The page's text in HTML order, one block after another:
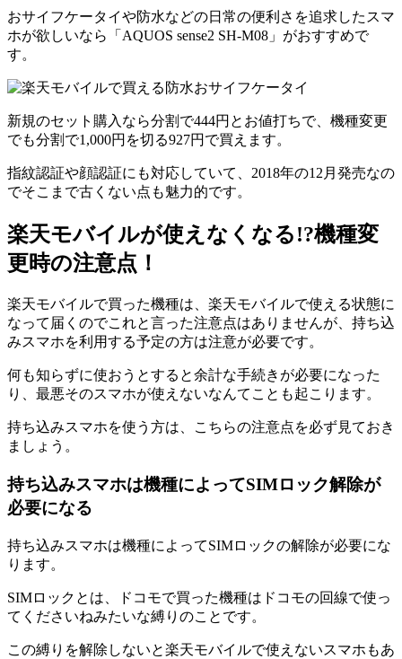
おサイフケータイや防水などの日常の便利さを追求したスマ
ホが欲しいなら「AQUOS sense2 SH-M08」がおすすめで
す。
新規のセット購入なら分割で444円とお値打ちで、機種変更
でも分割で1,000円を切る927円で買えます。
指紋認証や顔認証にも対応していて、2018年の12月発売なの
でそこまで古くない点も魅力的です。
楽天モバイルが使えなくなる!?機種変
更時の注意点！
楽天モバイルで買った機種は、楽天モバイルで使える状態に
なって届くのでこれと言った注意点はありませんが、持ち込
みスマホを利用する予定の方は注意が必要です。
何も知らずに使おうとすると余計な手続きが必要になった
り、最悪そのスマホが使えないなんてことも起こります。
持ち込みスマホを使う方は、こちらの注意点を必ず見ておき
ましょう。
持ち込みスマホは機種によってSIMロック解除が
必要になる
持ち込みスマホは機種によってSIMロックの解除が必要にな
ります。
SIMロックとは、ドコモで買った機種はドコモの回線で使っ
てくださいねみたいな縛りのことです。
この縛りを解除しないと楽天モバイルで使えないスマホもあ